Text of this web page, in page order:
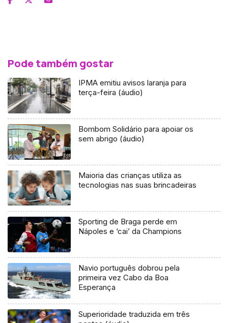
Pode também gostar
IPMA emitiu avisos laranja para
terça-feira (áudio)
Bombom Solidário para apoiar os
sem abrigo (áudio)
Maioria das crianças utiliza as
tecnologias nas suas brincadeiras
Sporting de Braga perde em
Nápoles e ‘cai’ da Champions
Navio português dobrou pela
primeira vez Cabo da Boa
Esperança
Superioridade traduzida em três